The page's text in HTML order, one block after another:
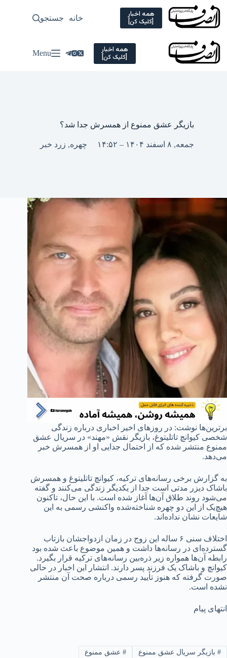
Skip
content
همه اخبار
[کلیک کن] خانه سیاسی
جستجو
همه اخبار
[کلیک کن] Menu
بازیگر عشق ممنوع از همسرش جدا شد؟
جمعه, ۸ اسفند ۱۴۰۴ – ۱۴:۵۲ چهره, زرد خبر
برترین‌ها نوشت: در روزهای اخیر اخباری درباره زندگی
شخصی کیوانچ تاتلیتوغ، بازیگر نقش «مهند» در سریال عشق
ممنوع منتشر شده که از احتمال جدایی او از همسرش خبر
می‌دهد.
به گزارش برخی رسانه‌های ترکیه، کیوانچ تاتلیتوغ و همسرش
باشاک دیزر مدتی است جدا از یکدیگر زندگی می‌کنند و گفته
می‌شود روند طلاق آن‌ها آغاز شده است. با این حال، تاکنون
هیچ‌یک از این دو چهره شناخته‌شده واکنشی رسمی به این
شایعات نشان نداده‌اند.
اختلاف سنی ۶ ساله این زوج در زمان ازدواجشان بازتاب
گسترده‌ای در رسانه‌ها داشت و همین موضوع باعث شده بود
رابطه آن‌ها همواره زیر ذره‌بین رسانه‌های ترکیه قرار بگیرد.
کیوانچ و باشاک یک فرزند پسر دارند. انتشار این اخبار در حالی
صورت گرفته که هنوز تأیید رسمی درباره صحت آن منتشر
نشده است.
انتهای پیام
#بازیگر سریال عشق ممنوع #عشق ممنوع